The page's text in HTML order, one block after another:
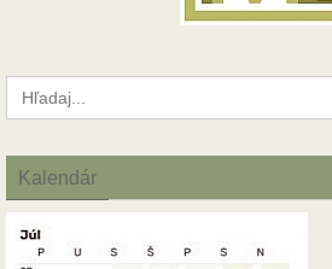
Search
for:
Kalendár